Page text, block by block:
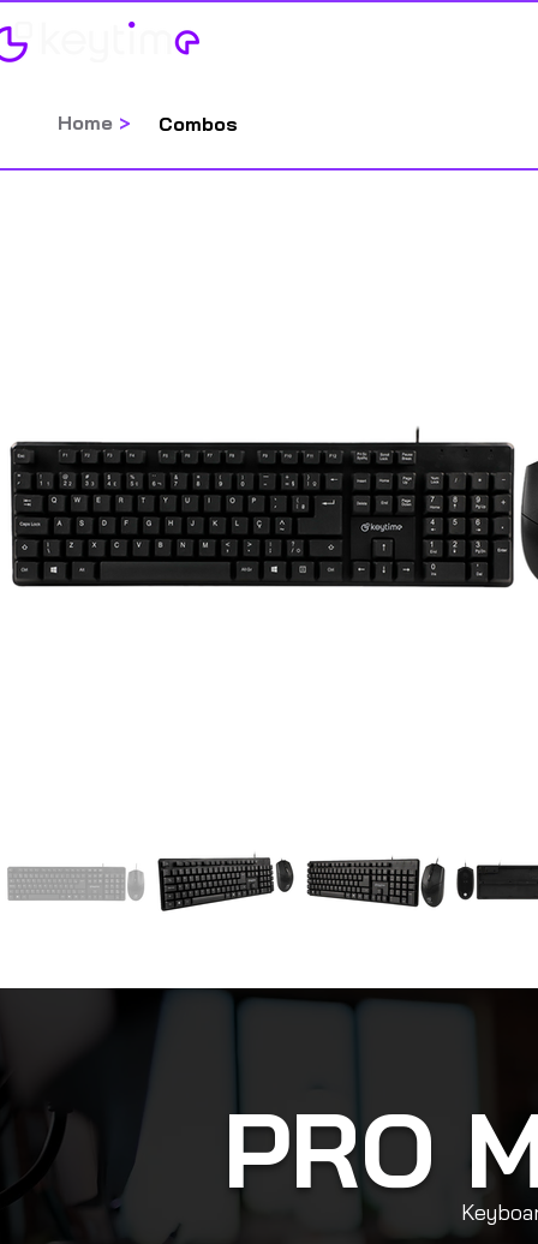
Home > Combos
PRO